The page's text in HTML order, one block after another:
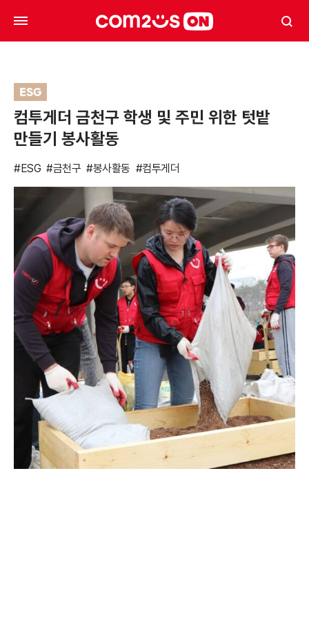
ESG
컴투게더 금천구 학생 및 주민 위한 텃밭
만들기 봉사활동
#ESG #금천구 #봉사활동 #컴투게더